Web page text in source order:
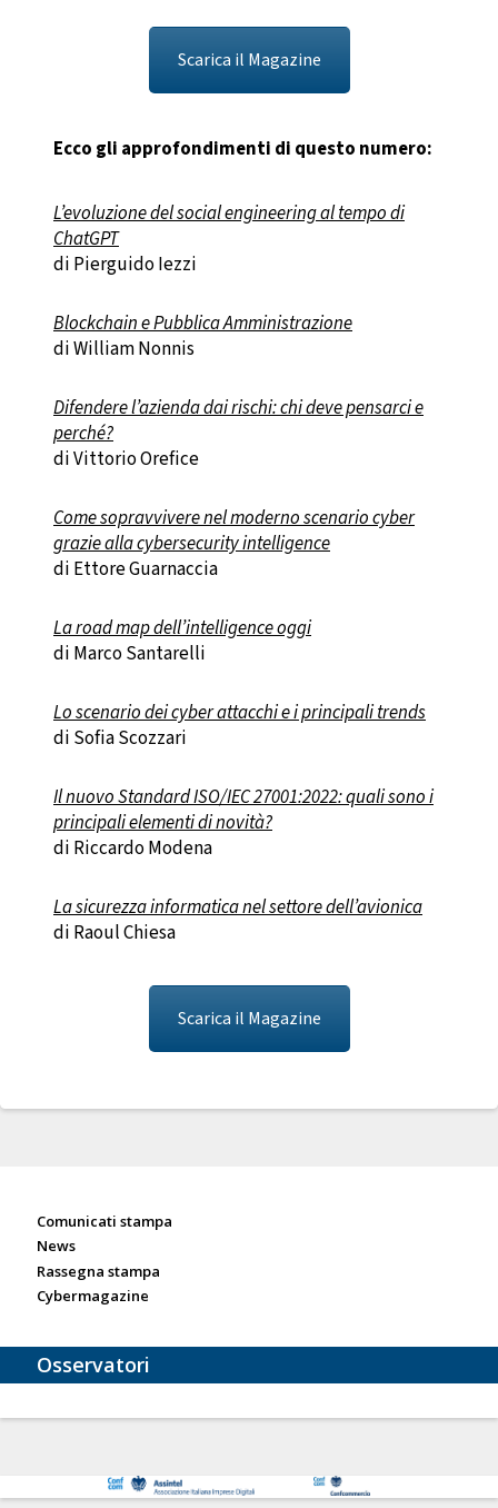
Scarica il Magazine
Ecco gli approfondimenti di questo numero:
L’evoluzione del social engineering al tempo di
ChatGPT
di Pierguido Iezzi
Blockchain e Pubblica Amministrazione
di William Nonnis
Difendere l’azienda dai rischi: chi deve pensarci e
perché?
di Vittorio Orefice
Come sopravvivere nel moderno scenario cyber
grazie alla cybersecurity intelligence
di Ettore Guarnaccia
La road map dell’intelligence oggi
di Marco Santarelli
Lo scenario dei cyber attacchi e i principali trends
di Sofia Scozzari
Il nuovo Standard ISO/IEC 27001:2022: quali sono i
principali elementi di novità?
di Riccardo Modena
La sicurezza informatica nel settore dell’avionica
di Raoul Chiesa
Scarica il Magazine
Comunicati stampa
News
Rassegna stampa
Cybermagazine
Osservatori